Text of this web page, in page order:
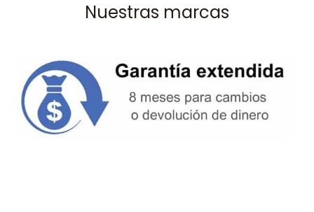
Nuestras marcas